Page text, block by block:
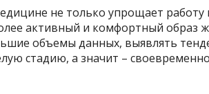
не только упрощает работу
активный и комфортный образ
объемы данных, выявлять
стадию, а значит –